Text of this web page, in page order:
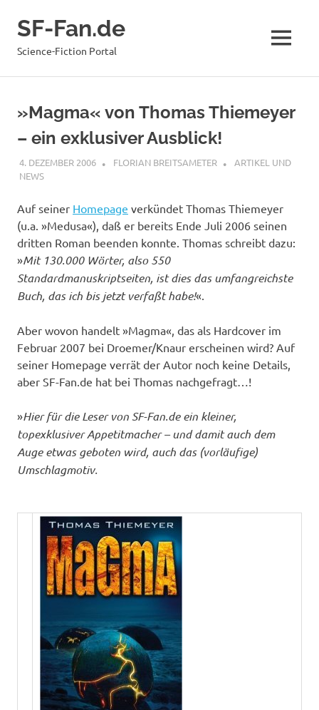
InhaltSF-Fan.de
Science-Fiction Portal MENÜ
»Magma« von Thomas Thiemeyer
– ein exklusiver Ausblick!
4. DEZEMBER 2006 FLORIAN BREITSAMETER
ARTIKEL UND
NEWS
Auf seiner Homepage verkündet Thomas Thiemeyer
(u.a. »Medusa«), daß er bereits Ende Juli 2006 seinen
dritten Roman beenden konnte. Thomas schreibt dazu:
»Mit 130.000 Wörter, also 550
Standardmanuskriptseiten, ist dies das umfangreichste
Buch, das ich bis jetzt verfaßt habe!«.
Aber wovon handelt »Magma«, das als Hardcover im
Februar 2007 bei Droemer/Knaur erscheinen wird? Auf
seiner Homepage verrät der Autor noch keine Details,
aber SF-Fan.de hat bei Thomas nachgefragt…!
»Hier für die Leser von SF-Fan.de ein kleiner,
topexklusiver Appetitmacher – und damit auch dem
Auge etwas geboten wird, auch das (vorläufige)
Umschlagmotiv.